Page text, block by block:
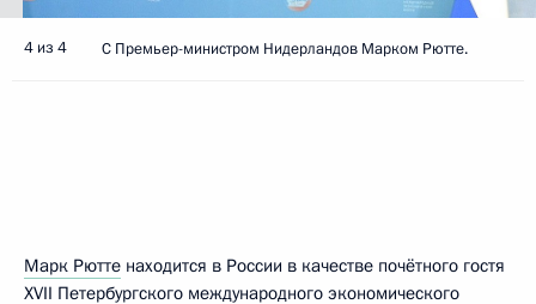
4 из 4 С Премьер-министром Нидерландов Марком Рютте.
Марк Рютте находится в России в качестве почётного гостя
XVII Петербургского международного экономического